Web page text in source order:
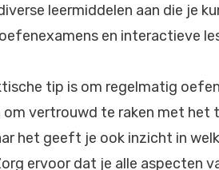
leermiddelen aan die je
en interactieve
tip is om regelmatig
om vertrouwd te raken met het
het geeft je ook inzicht in
ervoor dat je alle aspecten